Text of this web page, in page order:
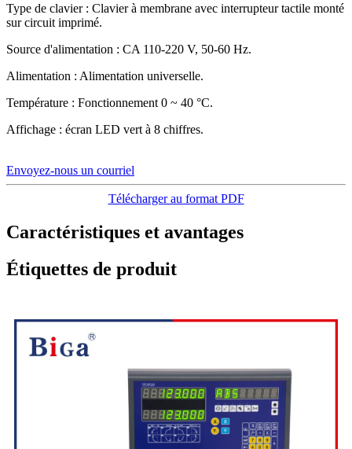
Type de clavier : Clavier à membrane avec interrupteur tactile monté
sur circuit imprimé.
Source d'alimentation : CA 110-220 V, 50-60 Hz.
Alimentation : Alimentation universelle.
Température : Fonctionnement 0 ~ 40 °C.
Affichage : écran LED vert à 8 chiffres.
Envoyez-nous un courriel
Télécharger au format PDF
Caractéristiques et avantages
Étiquettes de produit